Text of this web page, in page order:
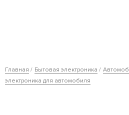
Главная Бытовая электроника
электроника для автомобиля